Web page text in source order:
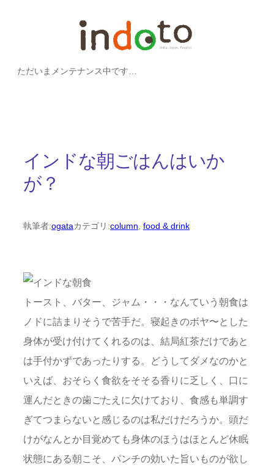
ただいまメンテナンス中です…
インドな朝ごはんはいか
が？
執筆者:ogataカテゴリ:column food & drink
トースト、バター、ジャム・・・なんていう朝食は
ノドに詰まりそうで苦手だ。寝起きのボヤ〜とした
身体が受け付けてくれるのは、結局紅茶だけであと
は手付かずであったりする。どうしてダメなのかと
いえば、おそらく食欲をそそる香りに乏しく、口に
運んだときの歯ごたえに欠けており、食感も単調す
ぎてつまらないと感じるのは私だけだろうか。頭だ
けがなんとか目覚めても身体のほうはほとんど休眠
状態にある朝こそ、パンチの効いた旨いものが欲し